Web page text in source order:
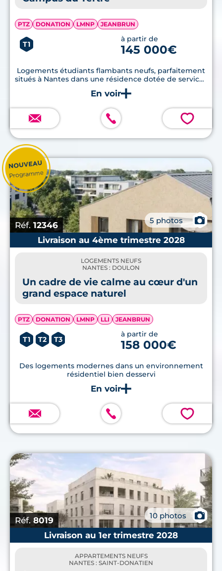
PTZ DONATION LMNP JEANBRUN
T1
à partir de
145 000€
Logements étudiants flambants neufs, parfaitement
situés à Nantes dans une résidence dotée de services
haut de gamme. La livraison est prévue pour le
premier trimestre de 2026.
💗
Réf. 12346 5 photos
📷
Livraison au 4ème trimestre 2028
LOGEMENTS NEUFS
NANTES : DOULON
Un cadre de vie calme au cœur d'un
grand espace naturel
PTZ DONATION LMNP LLI JEANBRUN
T1 T2 T3
à partir de
158 000€
Des logements modernes dans un environnement
résidentiel bien desservi
💗
Réf. 8019 10 photos
📷
Livraison au 1er trimestre 2028
APPARTEMENTS NEUFS
NANTES : SAINT-DONATIEN